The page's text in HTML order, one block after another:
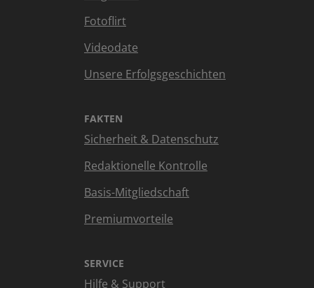
Fotoflirt
Videodate
Unsere Erfolgsgeschichten
FAKTEN
Sicherheit & Datenschutz
Redaktionelle Kontrolle
Basis-Mitgliedschaft
Premiumvorteile
SERVICE
Hilfe & Support